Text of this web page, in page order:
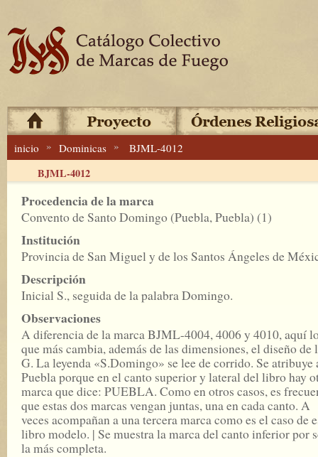
inicio » Dominicas » BJML-4012
BJML-4012
Procedencia de la marca
Convento de Santo Domingo (Puebla, Puebla) (1)
Institución
Provincia de San Miguel y de los Santos Ángeles de
Descripción
Inicial S., seguida de la palabra Domingo.
Observaciones
A diferencia de la marca BJML-4004, 4006 y 4010, aquí
que más cambia, además de las dimensiones, el diseño de
G. La leyenda «S.Domingo» se lee de corrido. Se atribuye
Puebla porque en el canto superior y lateral del libro hay
marca que dice: PUEBLA. Como en otros casos, es
que estas dos marcas vengan juntas, una en cada canto. A
veces acompañan a una tercera marca como es el caso de
libro modelo. | Se muestra la marca del canto inferior por
la más completa.